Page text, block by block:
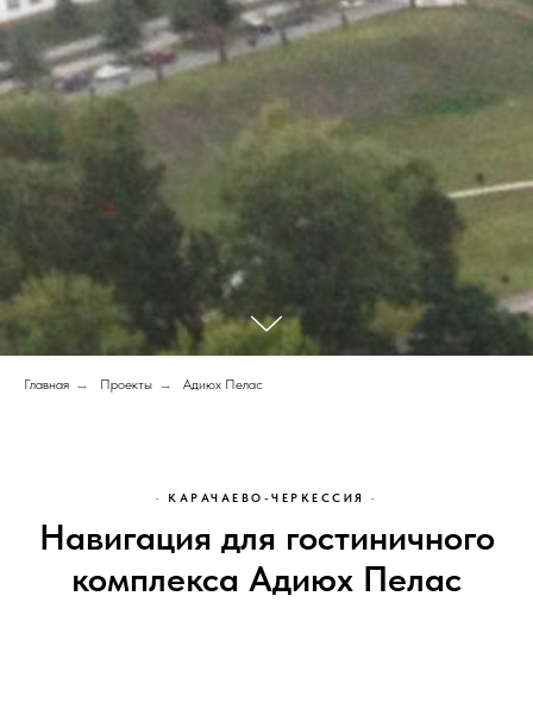
Главная → Проекты → Адиюх Пелас
· КАРАЧАЕВО-ЧЕРКЕССИЯ ·
Навигация для гостиничного
комплекса Адиюх Пелас